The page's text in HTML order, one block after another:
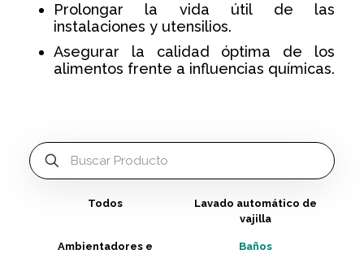
Prolongar la vida útil de las
instalaciones y utensilios.
Asegurar la calidad óptima de los
alimentos frente a influencias químicas.
Todos
Lavado automático de
vajilla
Ambientadores e
Baños